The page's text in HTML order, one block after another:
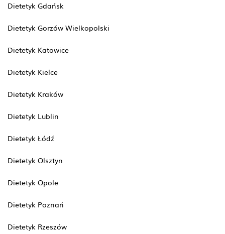
Dietetyk Gdańsk
Dietetyk Gorzów Wielkopolski
Dietetyk Katowice
Dietetyk Kielce
Dietetyk Kraków
Dietetyk Lublin
Dietetyk Łódź
Dietetyk Olsztyn
Dietetyk Opole
Dietetyk Poznań
Dietetyk Rzeszów